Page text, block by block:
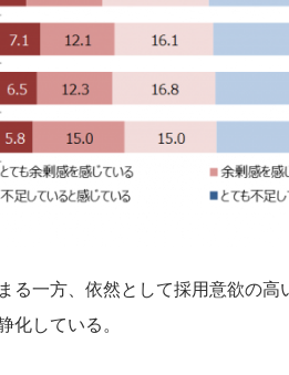
る一方、依然として採用意欲の
化している。